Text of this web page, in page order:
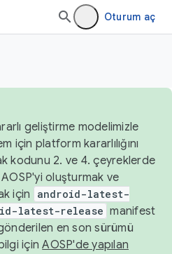
Oturum aç
geliştirme modelimizle
için platform kararlılığını
kodunu 2. ve 4. çeyreklerde
AOSP'yi oluşturmak ve
için
android-latest-
latest-release manifest
en son sürümü
içinAOSP'de yapılan